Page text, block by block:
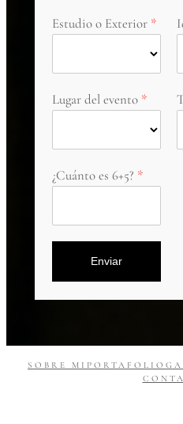
Estudio o Exterior
Lugar del evento
¿Cuánto es 6+5?
Enviar
SOBRE MI PORTAFOLIO